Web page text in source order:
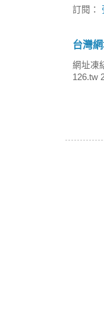
訂閱：
台灣
網址凍
126.tw